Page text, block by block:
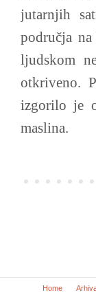
jutarnjih
područja
ljudskom
otkriveno.
izgorilo je
maslina.
Home